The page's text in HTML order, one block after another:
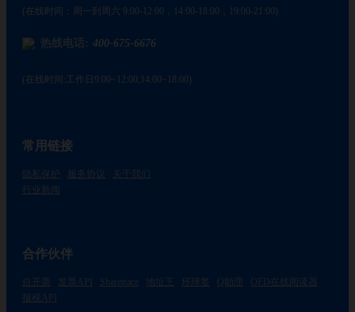
(在线时间：周一到周六 9:00-12:00，14:00-18:00，19:00-21:00)
热线电话: 400-675-6676
(在线时间:工作日9:00~12:00,14:00~18:00)
常用链接
隐私保护 服务协议
关于我们
行业新闻
合作伙伴
自开票 发票API Sharetrace 地址王 环球签 Q助理
OFD在线阅读器
报税API